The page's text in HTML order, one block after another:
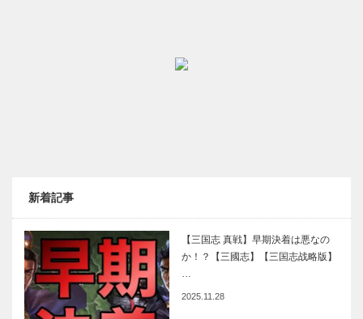
新着記事
【三国志 真戦】早期決着は悪なの
か！？【三國志】【三国志战略版】
…
2025.11.28